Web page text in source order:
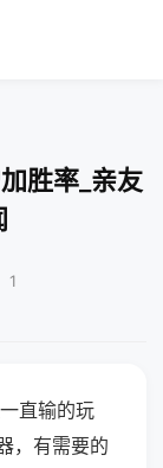
胜率_亲友
1
直输的玩
，有需要的